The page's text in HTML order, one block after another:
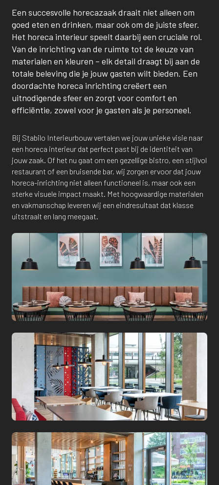
Een succesvolle horecazaak draait niet alleen om
goed eten en drinken, maar ook om de juiste sfeer.
Het horeca interieur speelt daarbij een cruciale rol.
Van de inrichting van de ruimte tot de keuze van
materialen en kleuren – elk detail draagt bij aan de
totale beleving die je jouw gasten wilt bieden. Een
doordachte horeca inrichting creëert een
uitnodigende sfeer en zorgt voor comfort en
efficiëntie, zowel voor je gasten als je personeel.
Bij Stabilo Interieurbouw vertalen we jouw unieke visie naar
een horeca interieur dat perfect past bij de identiteit van
jouw zaak. Of het nu gaat om een gezellige bistro, een stijlvol
restaurant of een bruisende bar, wij zorgen ervoor dat jouw
horeca-inrichting niet alleen functioneel is, maar ook een
sterke visuele impact maakt. Met hoogwaardige materialen
en vakmanschap leveren wij een eindresultaat dat klasse
uitstraalt en lang meegaat.